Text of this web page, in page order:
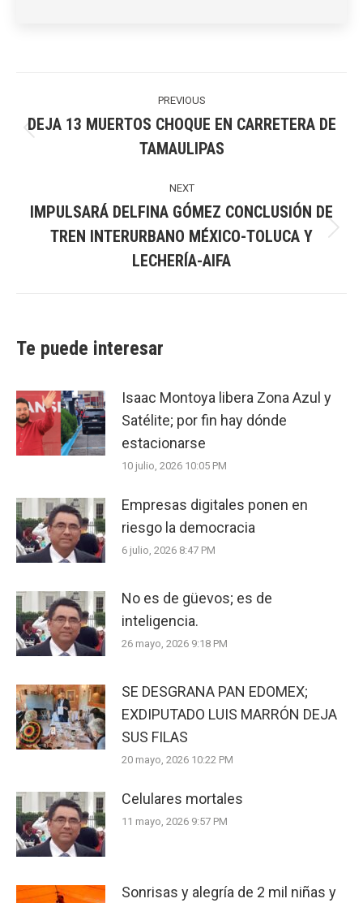
PREVIOUS
Previous
post:
DEJA 13 MUERTOS CHOQUE EN CARRETERA DE
TAMAULIPAS
NEXT
Next
post:
IMPULSARÁ DELFINA GÓMEZ CONCLUSIÓN DE
TREN INTERURBANO MÉXICO-TOLUCA Y
LECHERÍA-AIFA
Te puede interesar
Isaac Montoya libera Zona Azul y
Satélite; por fin hay dónde
estacionarse
10 julio, 2026 10:05 PM
Empresas digitales ponen en
riesgo la democracia
6 julio, 2026 8:47 PM
No es de güevos; es de
inteligencia.
26 mayo, 2026 9:18 PM
SE DESGRANA PAN EDOMEX;
EXDIPUTADO LUIS MARRÓN DEJA
SUS FILAS
20 mayo, 2026 10:22 PM
Celulares mortales
11 mayo, 2026 9:57 PM
Sonrisas y alegría de 2 mil niñas y